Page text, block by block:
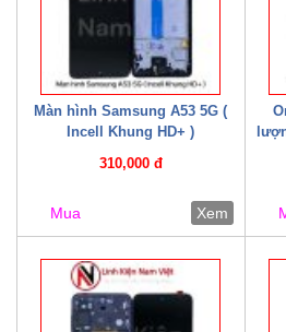
Màn hình Samsung A53 5G (
Incell Khung HD+ )
310,000 đ
Mua Xem